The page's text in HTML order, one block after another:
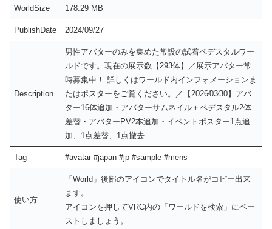
WorldSize 178.29 MB
PublishDate 2024/09/27
Description
男性アバターのみを集めた常設の試着ペデスタルワー
ルドです。現在の展示数【293体】／展示アバター常
時募集中！ 詳しくはワールド内インフォメーションま
たはポスターをご覧ください。／【2026⁄03⁄30】アバ
ター16体追加・アバターサムネイル＋ペデスタル2体
差替・アバターPV2本追加・イベントポスター1点追
加、1点差替、1点撤去
Tag #avatar #japan #jp #sample #mens
使い方
「World」後部のアイコンでタイトル名がコピー出来
ます。
アイコンを押してVRC内の「ワールドを検索」にペー
ストしましょう。